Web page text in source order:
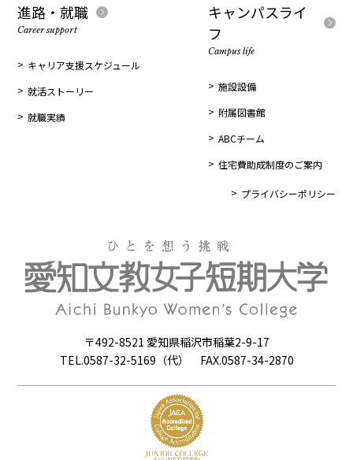
進路・就職
Career support
キャリア支援スケジュール
就活ストーリー
就職実績
キャンパスライ
フ
Campus life
施設設備
附属図書館
ABCチーム
住宅費助成制度のご案内
プライバシーポリシー
〒492-8521 愛知県稲沢市稲葉2-9-17
TEL.0587-32-5169（代） FAX.0587-34-2870